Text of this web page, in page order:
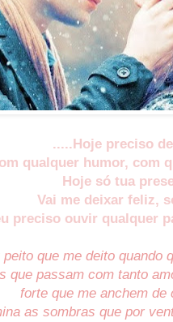
.....Hoje preciso
qualquer humor, com
Hoje só tua
Vai me deixar feliz,
preciso ouvir qualquer
que me deito quando
que passam com tanto
forte que me anchem
as sombras que por